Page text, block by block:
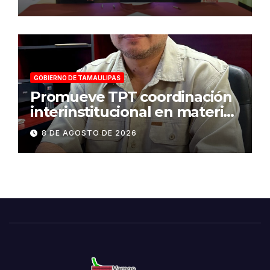
víctimas y la defensa jurídica
en Tamaulipas
GOBIERNO DE TAMAULIPAS
Promueve TPT coordinación
interinstitucional en materia
de transparencia y acceso a
la información pública
8 DE AGOSTO DE 2026